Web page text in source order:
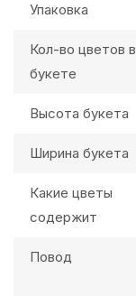
Упаковка
Кол-во цветов в
букете
Высота букета
Ширина букета
Какие цветы
содержит
Повод